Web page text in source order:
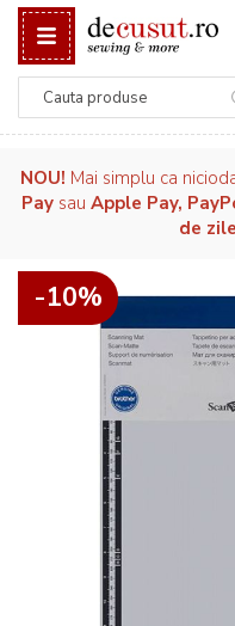
NOU! Mai simplu ca
Pay sau Apple Pay,
de
-10%